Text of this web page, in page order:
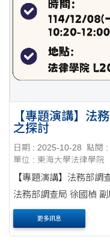
【專題演講】法
之探討
日期 : 2025-10-28
點閱 :
單位 : 東海大學法律學院
【專題演講】法務部調查
法務部調查局 徐國楨 副局長 時間：114/12/08(一
更多訊息